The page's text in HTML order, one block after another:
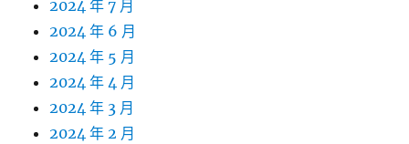
2024 年 7 月
2024 年 6 月
2024 年 5 月
2024 年 4 月
2024 年 3 月
2024 年 2 月